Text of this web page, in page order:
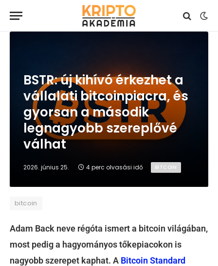
BSTR: új kihívó érkezhet a
vállalati bitcoinpiacra, és
gyorsan a második
legnagyobb szereplővé
válhat
2026. június 25. 4 perc olvasási idő BITCOIN
bitcoin
Adam Back neve régóta ismert a bitcoin világában,
most pedig a hagyományos tőkepiacokon is
nagyobb szerepet kaphat. A Bitcoin Standard